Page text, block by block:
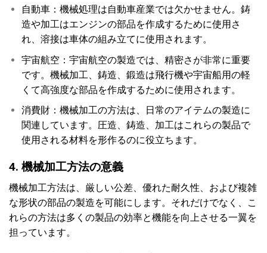
自動車：機械処理は自動車産業では欠かせません。鋳
造や加工はエンジンの部品を作成するために使用さ
れ、溶接は車体の組み立てに使用されます。
宇宙航空：宇宙航空の製造では、精密さが非常に重要
です。機械加工、鋳造、鍛造は飛行機や宇宙船用の軽
くて高強度な部品を作成するために使用されます。
消費財：機械加工の方法は、日常のアイテムの製造に
関連しています。圧造、鋳造、加工はこれらの製品で
使用される材料を形作るのに役立ちます。
4. 機械加工方法の意義
機械加工方法は、厳しい公差、優れた耐久性、および複雑
な形状の部品の製造を可能にします。それだけでなく、こ
れらの方法は多くの製品の効率と機能を向上させる一翼を
担っています。